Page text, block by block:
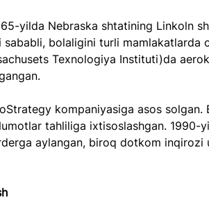
yilda Nebraska shtatining Linkoln
sababli, bolaligini turli mamlakatlarda
Texnologiya Instituti)da
kompaniyasiga asos solgan.
tahliliga ixtisoslashgan. 1990-
aylangan, biroq dotkom inqirozi